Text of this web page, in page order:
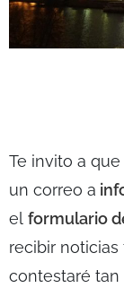
Te invito a
un correo a
el formulario
recibir
contestaré